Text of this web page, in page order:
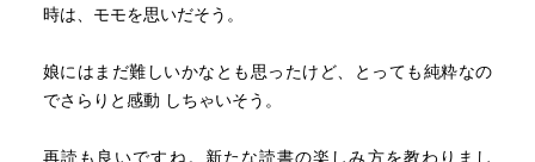
時は、モモを思いだそう。
娘にはまだ難しいかなとも思ったけど、とっても純粋なの
でさらりと感動 しちゃいそう。
再読も良いですね。新たな読書の楽しみ方を教わりまし